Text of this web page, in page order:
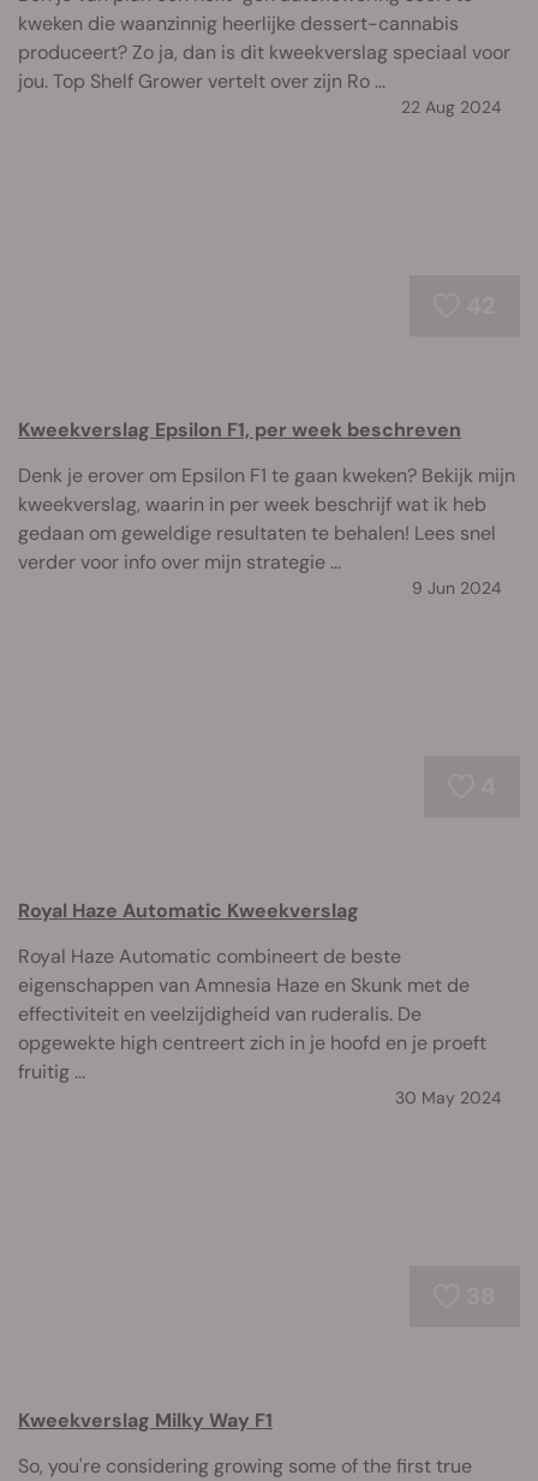
kweken die waanzinnig heerlijke dessert-cannabis
produceert? Zo ja, dan is dit kweekverslag speciaal voor
jou. Top Shelf Grower vertelt over zijn Ro ...
22 Aug 2024
Kweekverslag Epsilon F1, per week beschreven
Denk je erover om Epsilon F1 te gaan kweken? Bekijk mijn
kweekverslag, waarin in per week beschrijf wat ik heb
gedaan om geweldige resultaten te behalen! Lees snel
verder voor info over mijn strategie ...
9 Jun 2024
Royal Haze Automatic Kweekverslag
Royal Haze Automatic combineert de beste
eigenschappen van Amnesia Haze en Skunk met de
effectiviteit en veelzijdigheid van ruderalis. De
opgewekte high centreert zich in je hoofd en je proeft
fruitig ...
30 May 2024
Kweekverslag Milky Way F1
So, you're considering growing some of the first true